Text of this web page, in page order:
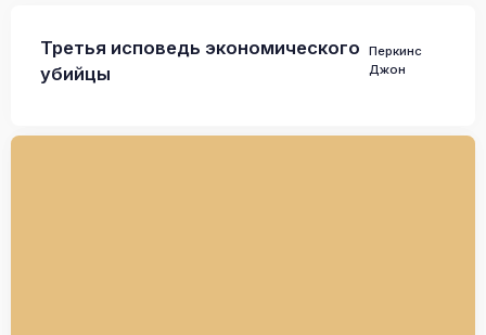
Третья исповедь экономического
убийцы
Перкинс
Джон